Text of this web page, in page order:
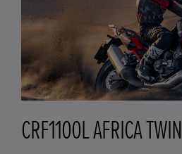
CRF1100L AFRICA TWIN